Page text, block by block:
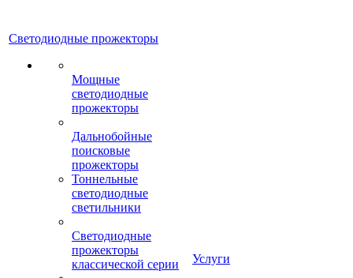
Светодиодные прожекторы
Мощные
светодиодные
прожекторы
Дальнобойные
поисковые
прожекторы
Тоннельные
светодиодные
светильники
Светодиодные
прожекторы
классической серии
Услуги